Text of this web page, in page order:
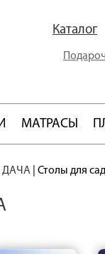
Каталог
МАТРАСЫ
ДАЧА Столы для